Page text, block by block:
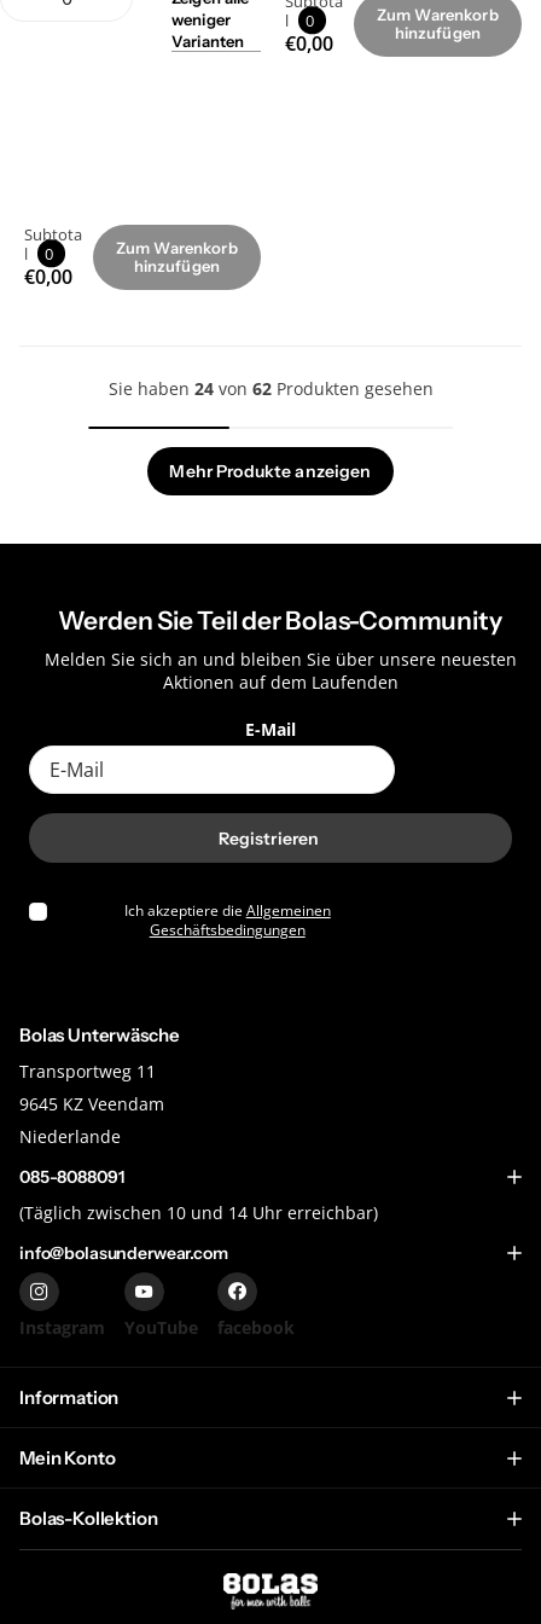
weniger
Varianten
Subtota
l
0
€0,00
Zum Warenkorb
hinzufügen
l
0
€0,00
Zum Warenkorb
hinzufügen
Sie haben 24von 62Produkten gesehen
Mehr Produkte anzeigen
Werden Sie Teil der Bolas-Community
Melden Sie sich an und bleiben Sie über unsere neuesten
Aktionen auf dem Laufenden
E-Mail
Registrieren
Ich akzeptiere dieAllgemeinen
Geschäftsbedingungen
Bolas Unterwäsche
Transportweg 11
9645 KZ Veendam
Niederlande
085-8088091
(Täglich zwischen 10 und 14 Uhr erreichbar)
info@bolasunderwear.com
Instagram YouTube facebook
Information
Mein Konto
Bolas-Kollektion